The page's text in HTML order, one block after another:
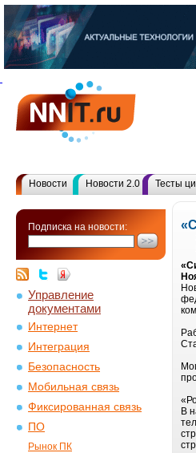
Новости Новости 2.0 Тесты
Подписка на новости:
Управление
документами
Интернет
Интеграция
Безопасность
Мобильная связь
Фиксированная связь
ПО
Рынок ПК
В